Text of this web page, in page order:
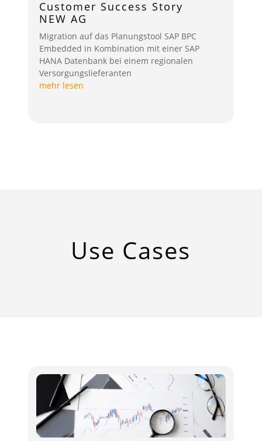
Customer Success Story
NEW AG
Migration auf das Planungstool SAP BPC
Embedded in Kombination mit einer SAP
HANA Datenbank bei einem regionalen
Versorgungslieferanten
mehr lesen
Use Cases